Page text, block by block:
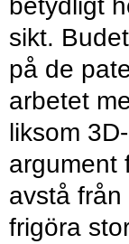
betydligt
sikt.
på de
arbetet
liksom
argument
avstå
frigöra